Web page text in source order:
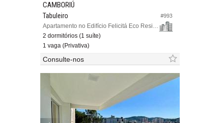
#993
CAMBORIÚ
Tabuleiro
Apartamento no Edifício Felicitá Eco Residencial
2 dormitórios (1 suíte)
1 vaga (Privativa)
Consulte-nos